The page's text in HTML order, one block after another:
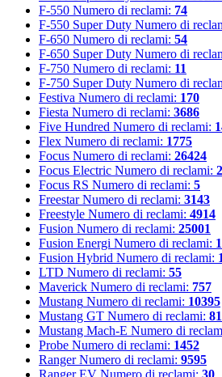
F-550 Numero di reclami: 74
F-550 Super Duty Numero di
F-650 Numero di reclami: 54
F-650 Super Duty Numero di
F-750 Numero di reclami: 11
F-750 Super Duty Numero di
Festiva Numero di reclami: 170
Fiesta Numero di reclami: 3686
Five Hundred Numero di reclami:
Flex Numero di reclami: 1775
Focus Numero di reclami: 26424
Focus Electric Numero di reclami:
Focus RS Numero di reclami: 5
Freestar Numero di reclami: 3143
Freestyle Numero di reclami: 4914
Fusion Numero di reclami: 25001
Fusion Energi Numero di reclami:
Fusion Hybrid Numero di reclami:
LTD Numero di reclami: 55
Maverick Numero di reclami: 757
Mustang Numero di reclami: 10395
Mustang GT Numero di reclami:
Mustang Mach-E Numero di
Probe Numero di reclami: 1452
Ranger Numero di reclami: 9595
Ranger EV Numero di reclami: 30